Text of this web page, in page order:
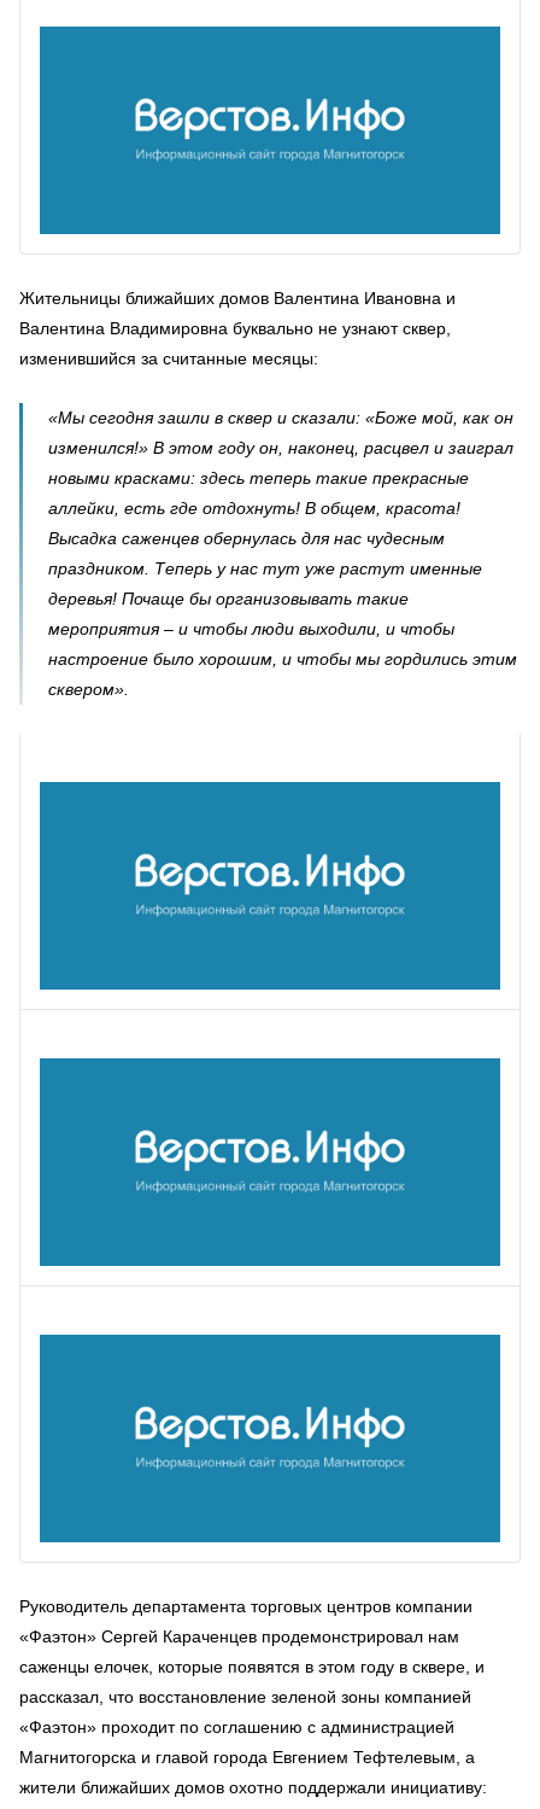
Жительницы ближайших домов Валентина Ивановна и
Валентина Владимировна буквально не узнают сквер,
изменившийся за считанные месяцы:
«Мы сегодня зашли в сквер и сказали: «Боже мой, как он
изменился!» В этом году он, наконец, расцвел и заиграл
новыми красками: здесь теперь такие прекрасные
аллейки, есть где отдохнуть! В общем, красота!
Высадка саженцев обернулась для нас чудесным
праздником. Теперь у нас тут уже растут именные
деревья! Почаще бы организовывать такие
мероприятия – и чтобы люди выходили, и чтобы
настроение было хорошим, и чтобы мы гордились этим
сквером».
Руководитель департамента торговых центров компании
«Фаэтон» Сергей Караченцев продемонстрировал нам
саженцы елочек, которые появятся в этом году в сквере, и
рассказал, что восстановление зеленой зоны компанией
«Фаэтон» проходит по соглашению с администрацией
Магнитогорска и главой города Евгением Тефтелевым, а
жители ближайших домов охотно поддержали инициативу: